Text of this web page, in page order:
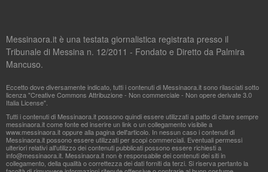
Messinaora.it è una testata giornalistica registrata presso il
Tribunale di Messina n. 12/2011 - Fondato e Diretto da Palmira
Mancuso.
Eccetto dove diversamente indicato, tutti i contenuti di Messinaora.it sono rilasciati sotto
licenza "Creative Commons Attribuzione - Non commerciale - Non opere derivate 3.0
Italia License".
Tutti i contenuti di Messinaora.it possono quindi essere utilizzati a patto di citare sempre
messinaora.it come fonte ed inserire un link o un collegamento visibile a
www.messinaora.it oppure alla pagina dell'articolo. In nessun caso i contenuti di
Messinaora.it possono essere utilizzati per scopi commerciali. Eventuali permessi
ulteriori relativi all'utilizzo dei contenuti pubblicati possono essere richiesti a
info@messinaora.it . Messinaora.it non è responsabile dei contenuti dei siti in
collegamento, della qualità o correttezza dei dati forniti da terzi. Si riserva pertanto la